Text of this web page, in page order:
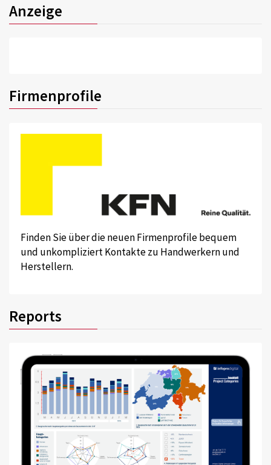
Anzeige
Firmenprofile
Finden Sie über die neuen Firmenprofile bequem
und unkompliziert Kontakte zu Handwerkern und
Herstellern.
Reports